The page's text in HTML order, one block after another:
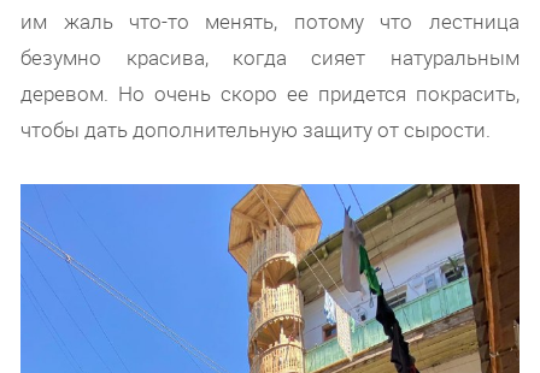
им жаль что-то менять, потому что лестница
безумно красива, когда сияет натуральным
деревом. Но очень скоро ее придется покрасить,
чтобы дать дополнительную защиту от сырости.